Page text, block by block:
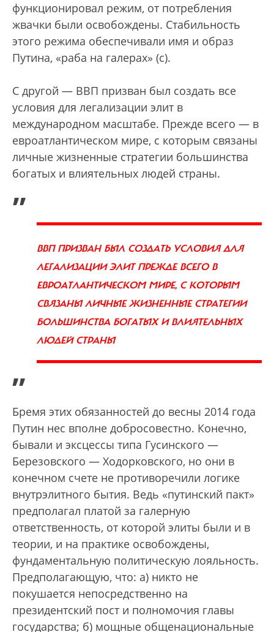
функционировал режим, от потребления
жвачки были освобождены. Стабильность
этого режима обеспечивали имя и образ
Путина, «раба на галерах» (с).
С другой — ВВП призван был создать все
условия для легализации элит в
международном масштабе. Прежде всего — в
евроатлантическом мире, с которым связаны
личные жизненные стратегии большинства
богатых и влиятельных людей страны.
„
ВВП ПРИЗВАН БЫЛ СОЗДАТЬ УСЛОВИЯ ДЛЯ
ЛЕГАЛИЗАЦИИ ЭЛИТ ПРЕЖДЕ ВСЕГО В
ЕВРОАТЛАНТИЧЕСКОМ МИРЕ, С КОТОРЫМ
СВЯЗАНЫ ЛИЧНЫЕ ЖИЗНЕННЫЕ СТРАТЕГИИ
БОЛЬШИНСТВА БОГАТЫХ И ВЛИЯТЕЛЬНЫХ
ЛЮДЕЙ СТРАНЫ
”
Бремя этих обязанностей до весны 2014 года
Путин нес вполне добросовестно. Конечно,
бывали и эксцессы типа Гусинского —
Березовского — Ходорковского, но они в
конечном счете не противоречили логике
внутрэлитного бытия. Ведь «путинский пакт»
предполагал платой за галерную
ответственность, от которой элиты были и в
теории, и на практике освобождены,
фундаментальную политическую лояльность.
Предполагающую, что: а) никто не
покушается непосредственно на
президентский пост и полномочия главы
государства; б) мощные общенациональные